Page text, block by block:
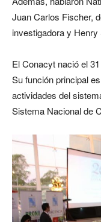
Juan Carlos Fischer,
investigadora y Henry
El Conacyt nació el
Su función principal
actividades del
Sistema Nacional de